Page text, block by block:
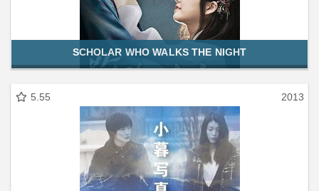
SCHOLAR WHO WALKS THE NIGHT
5.55 2013